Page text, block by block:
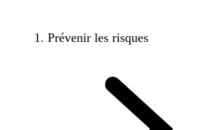
1. Prévenir les risques